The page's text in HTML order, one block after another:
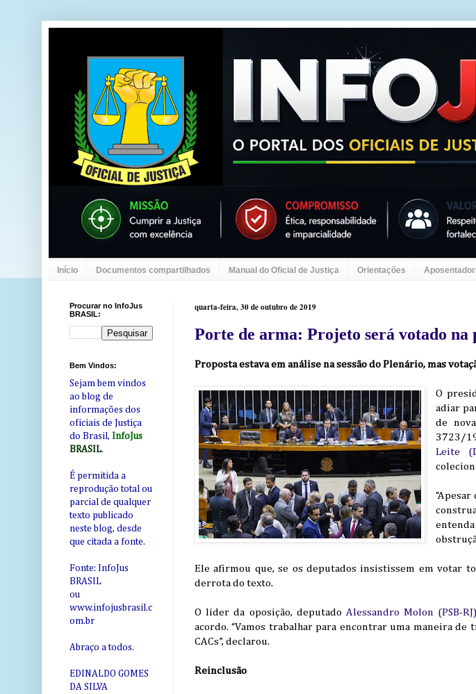
Início Documentos compartilhados Manual do Oficial de Justiça Orientações
quarta-feira, 30 de outubro de 2019
Porte de arma: Projeto será votado
Proposta estava em análise na sessão do Plenário, mas
O
adiar
de
3723/
Leite
Ele afirmou que, se os deputados insistissem em votar
derrota do texto.
O líder da oposição, deputadoAlessandro Molon (PSB-
acordo. “Vamos trabalhar para encontrar uma maneira
CACs”, declarou.
Reinclusão
Procurar no InfoJus
BRASIL:
Bem Vindos:
Sejam bem vindos
ao blog de
informações dos
oficiais de Justiça
do Brasil, InfoJus
BRASIL.
É permitida a
reprodução total ou
parcial de qualquer
texto publicado
neste blog, desde
que citada a fonte.
Fonte: InfoJus
BRASIL
ou
www.infojusbrasil.c
om.br
Abraço a todos.
EDINALDO GOMES
DA SILVA